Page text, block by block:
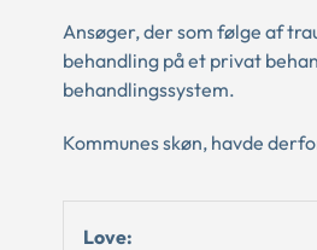
Ansøger, der som følge af
behandling på et privat
behandlingssystem.
Kommunes skøn, havde
Love: